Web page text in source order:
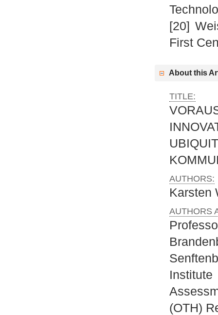
[20]
First
About this
TITLE:
AUTHORS:
Karsten
AUTHORS
(OTH)